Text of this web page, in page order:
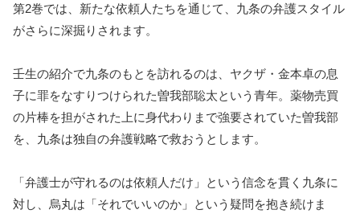
第2巻では、新たな依頼人たちを通じて、九条の弁護スタイル
がさらに深掘りされます。
壬生の紹介で九条のもとを訪れるのは、ヤクザ・金本卓の息
子に罪をなすりつけられた曽我部聡太という青年。薬物売買
の片棒を担がされた上に身代わりまで強要されていた曽我部
を、九条は独自の弁護戦略で救おうとします。
「弁護士が守れるのは依頼人だけ」という信念を貫く九条に
対し、烏丸は「それでいいのか」という疑問を抱き続けま